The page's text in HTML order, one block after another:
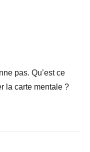
pas. Qu’est ce
la carte mentale ?